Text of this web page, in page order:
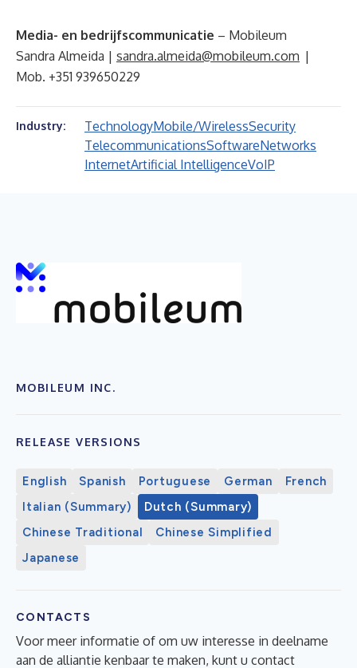
Media- en bedrijfscommunicatie – Mobileum
Sandra Almeida | sandra.almeida@mobileum.com |
Mob. +351 939650229
Industry: TechnologyMobile/WirelessSecurity
TelecommunicationsSoftwareNetworks
InternetArtificial IntelligenceVoIP
MOBILEUM INC.
RELEASE VERSIONS
English Spanish Portuguese German
French
Italian (Summary)
Dutch (Summary)
Chinese Traditional
Chinese Simplified
Japanese
CONTACTS
Voor meer informatie of om uw interesse in deelname
aan de alliantie kenbaar te maken, kunt u contact